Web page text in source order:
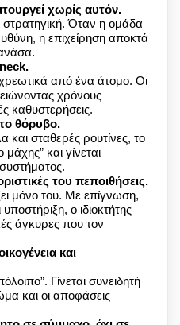
χωρίς αυτόν.
Όταν η ομάδα
η επιχείρηση αποκτά
από ένα άτομο. Οι
χρόνους
καθυστερήσεις.
θόρυβο.
και σταθερές ρουτίνες, το
μάχης” και γίνεται
του πεποιθήσεις.
μόνο του. Με επίγνωση,
ο ιδιοκτήτης
άγκυρες που τον
και
Γίνεται συνειδητή
και οι αποφάσεις